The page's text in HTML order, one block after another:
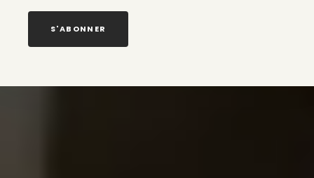
S'ABONNER